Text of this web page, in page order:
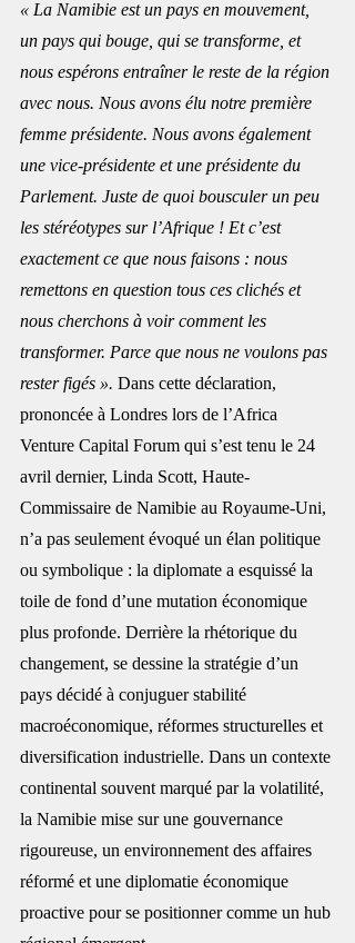
« La Namibie est un pays en mouvement,
un pays qui bouge, qui se transforme, et
nous espérons entraîner le reste de la région
avec nous. Nous avons élu notre première
femme présidente. Nous avons également
une vice-présidente et une présidente du
Parlement. Juste de quoi bousculer un peu
les stéréotypes sur l’Afrique ! Et c’est
exactement ce que nous faisons : nous
remettons en question tous ces clichés et
nous cherchons à voir comment les
transformer. Parce que nous ne voulons pas
rester figés ». Dans cette déclaration,
prononcée à Londres lors de l’Africa
Venture Capital Forum qui s’est tenu le 24
avril dernier, Linda Scott, Haute-
Commissaire de Namibie au Royaume-Uni,
n’a pas seulement évoqué un élan politique
ou symbolique : la diplomate a esquissé la
toile de fond d’une mutation économique
plus profonde. Derrière la rhétorique du
changement, se dessine la stratégie d’un
pays décidé à conjuguer stabilité
macroéconomique, réformes structurelles et
diversification industrielle. Dans un contexte
continental souvent marqué par la volatilité,
la Namibie mise sur une gouvernance
rigoureuse, un environnement des affaires
réformé et une diplomatie économique
proactive pour se positionner comme un hub